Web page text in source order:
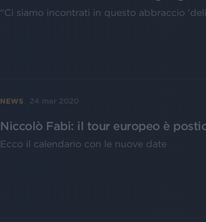
“Ci siamo incontrati in questo abbraccio
NEWS 24 mar 2020
Niccolò Fabi: il tour europeo è
Ecco il calendario con le nuove date